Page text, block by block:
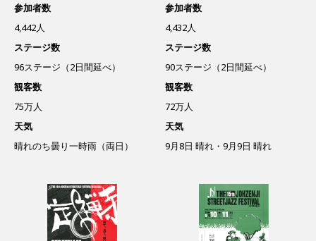
参加者数
4,442人
ステージ数
96ステージ（2日間延べ）
観客数
75万人
天気
晴れのち曇り一時雨（両日）
参加者数
4,432人
ステージ数
90ステージ（2日間延べ）
観客数
72万人
天気
9月8日 晴れ・9月9日 晴れ